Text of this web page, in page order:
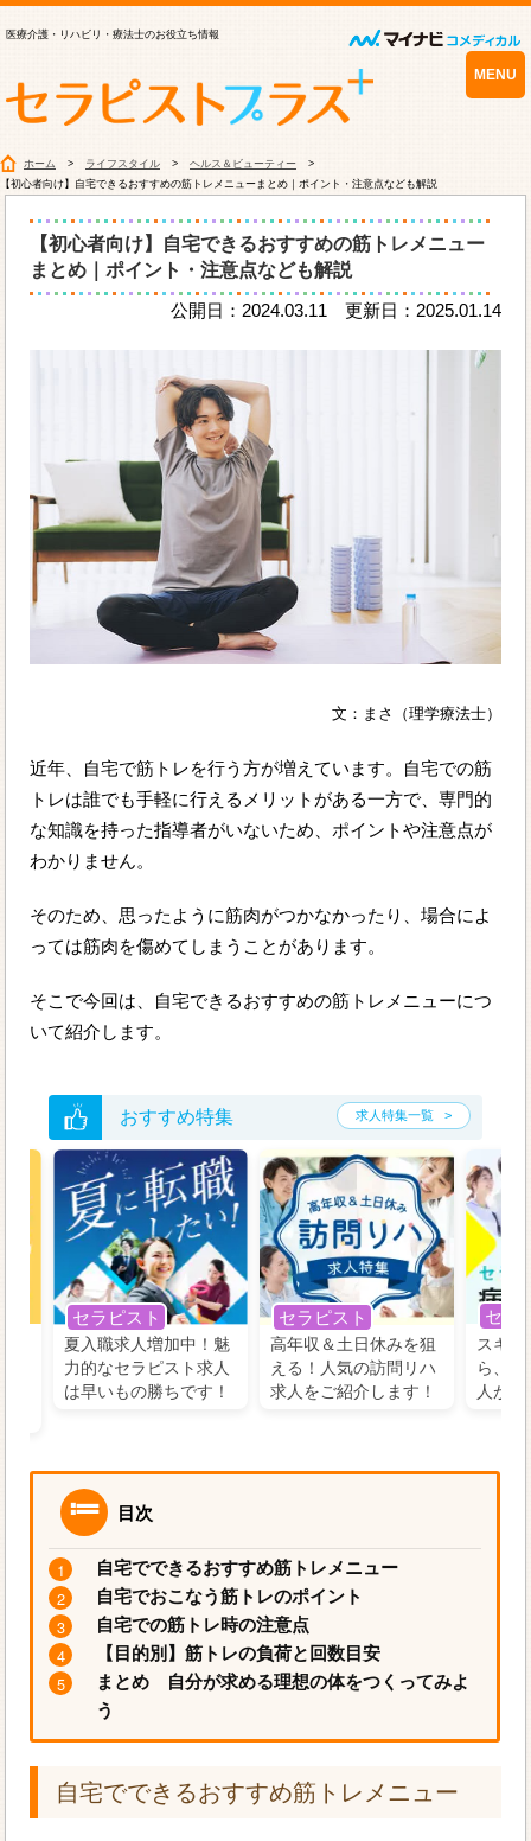
医療介護・リハビリ・療法士のお役立ち情報
MENU
ホーム ライフスタイル
ヘルス＆ビューティー
【初心者向け】自宅できるおすすめの筋トレメニューまとめ｜ポイント・注意点なども解説
【初心者向け】自宅できるおすすめの筋トレメニュー
まとめ｜ポイント・注意点なども解説
公開日：2024.03.11 更新日：2025.01.14
文：まさ（理学療法士）
近年、自宅で筋トレを行う方が増えています。自宅での筋
トレは誰でも手軽に行えるメリットがある一方で、専門的
な知識を持った指導者がいないため、ポイントや注意点が
わかりません。
そのため、思ったように筋肉がつかなかったり、場合によ
っては筋肉を傷めてしまうことがあります。
そこで今回は、自宅できるおすすめの筋トレメニューにつ
いて紹介します。
おすすめ特集 求人特集一覧
セラピスト
夏入職求人増加中！魅
力的なセラピスト求人
は早いもの勝ちです！
セラピスト
高年収＆土日休みを狙
える！人気の訪問リハ
求人をご紹介します！
セラ
スキル
ら、
人が
目次
自宅でできるおすすめ筋トレメニュー
自宅でおこなう筋トレのポイント
自宅での筋トレ時の注意点
【目的別】筋トレの負荷と回数目安
まとめ 自分が求める理想の体をつくってみよ
う
自宅でできるおすすめ筋トレメニュー